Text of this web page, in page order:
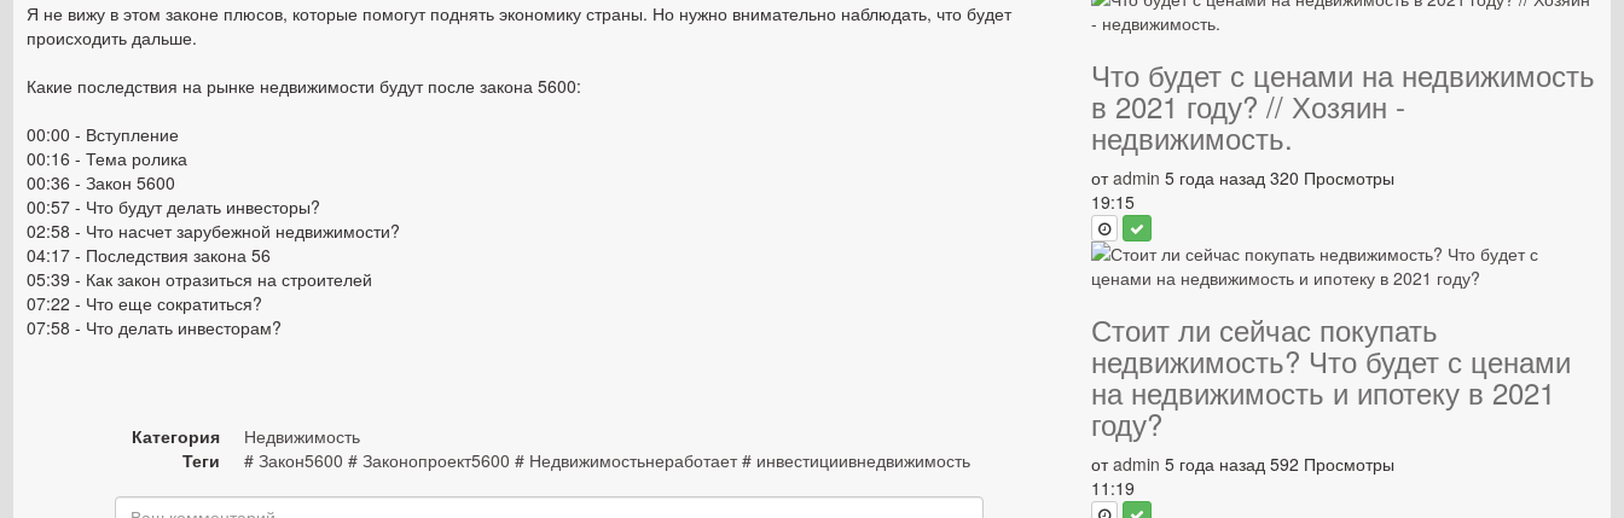
Я не вижу в этом законе плюсов, которые помогут поднять экономику страны. Но нужно внимательно наблюдать, что будет
происходить дальше.
Какие последствия на рынке недвижимости будут после закона 5600:
00:00 - Вступление
00:16 - Тема ролика
00:36 - Закон 5600
00:57 - Что будут делать инвесторы?
02:58 - Что насчет зарубежной недвижимости?
04:17 - Последствия закона 56
05:39 - Как закон отразиться на строителей
07:22 - Что еще сократиться?
07:58 - Что делать инвесторам?
Категория
Недвижимость
Теги
# Закон5600 # Законопроект5600 # Недвижимостьнеработает # инвестициивнедвижимость
Что будет с ценами на недвижимость
в 2021 году? // Хозяин -
недвижимость.
отadmin 5 года назад 320 Просмотры
19:15
Стоит ли сейчас покупать
недвижимость? Что будет с ценами
на недвижимость и ипотеку в 2021
году?
отadmin 5 года назад 592 Просмотры
11:19